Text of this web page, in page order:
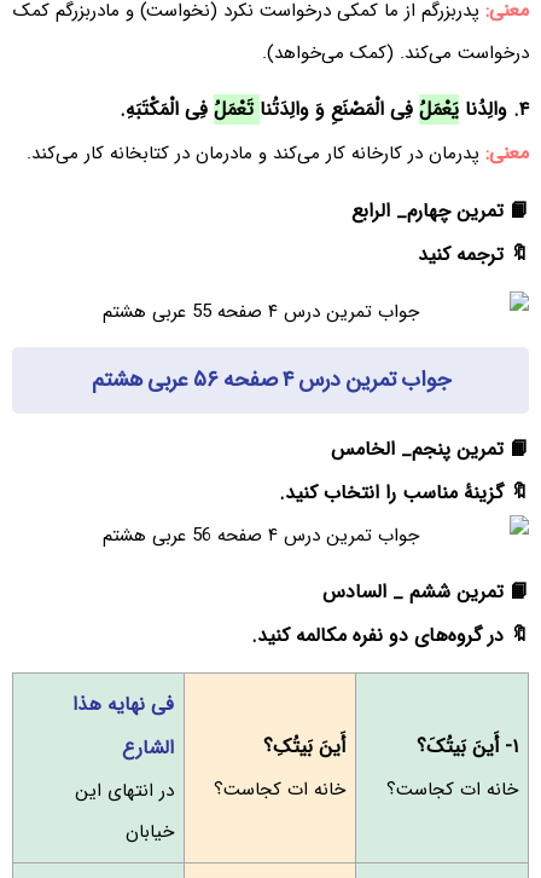
معنی: پدربزرگم از ما کمکی درخواست نکرد (نخواست) و مادربزرگم کمک
درخواست می‌کند. (کمک می‌خواهد).
۴. والِدُنا یَعْمَلُ فِی الْمَصْنَعِ وَ والِدَتُنا تَعْمَلُ فِی الْمَکْتَبَهِ.
معنی: پدرمان در کارخانه کار می‌کند و مادرمان در کتابخانه کار می‌کند.
📙 تمرین چهارم_ الرابع
🔖 ترجمه کنید
جواب تمرین درس ۴ صفحه ۵۶ عربی هشتم
📙 تمرین پنجم_ الخامس
🔖 گزینۀ مناسب را انتخاب کنید.
📙 تمرین ششم _ السادس
🔖 در گروه‌های دو نفره مکالمه کنید.
۱- أَینَ بَیتُکَ؟
خانه ات کجاست؟
أَینَ بَیتُکِ؟
خانه ات کجاست؟
فی نهایه هذا
الشارع
در انتهای این
خیابان